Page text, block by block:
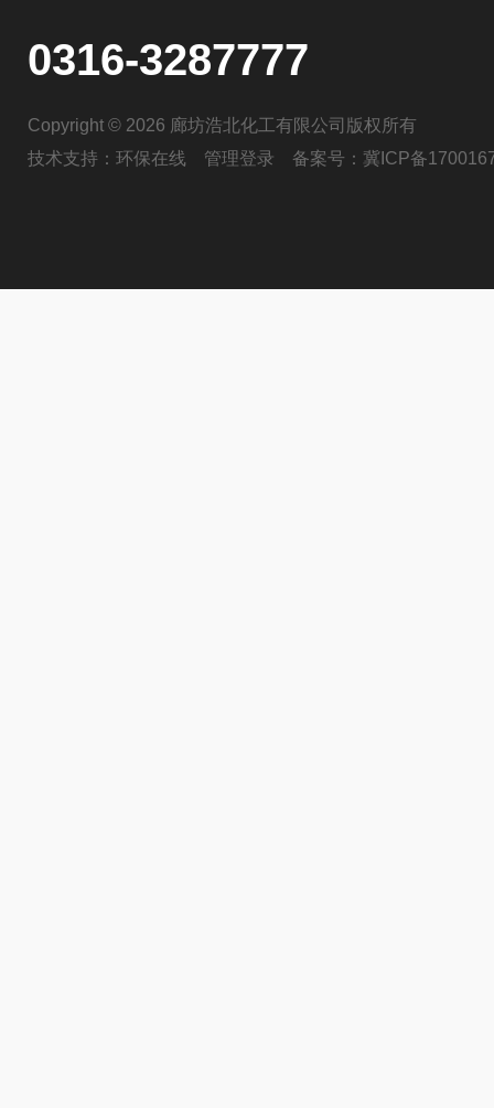
0316-3287777
Copyright © 2026 廊坊浩北化工有限公司版权所有
技术支持： 环保在线 管理登录 备案号： 冀ICP备